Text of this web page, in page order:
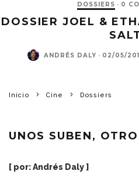
DOSSIERS · 0
DOSSIER JOEL &
ANDRÉS DALY · 02/05/
Inicio Cine Dossiers
UNOS SUBEN,
[ por: Andrés Daly ]